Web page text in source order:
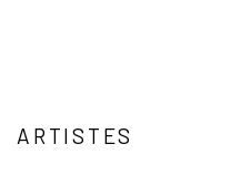
ARTISTES